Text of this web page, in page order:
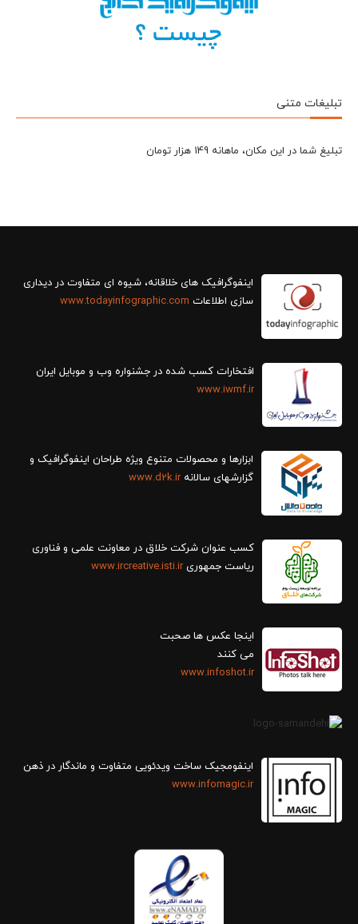
تبلیغات متنی
تبلیغ شما در این مکان، ماهانه 149 هزار تومان
سازی اطلاعات www.todayinfographic.com
افتخارات کسب شده در جشنواره وب و موبایل ایران
www.iwmf.ir
ابزارها و محصولات متنوع ویژه طراحان اینفوگرافیک و
گزارش‎های سالانه
www.d2k.ir
کسب عنوان شرکت خلاق در معاونت علمی و فناوری
ریاست جمهوریwww.ircreative.isti.ir
اینجا عکس ها صحبت
می کنند
www.infoshot.ir
اینفومجیک ساخت ویدئویی متفاوت و ماندگار در ذهن
www.infomagic.ir